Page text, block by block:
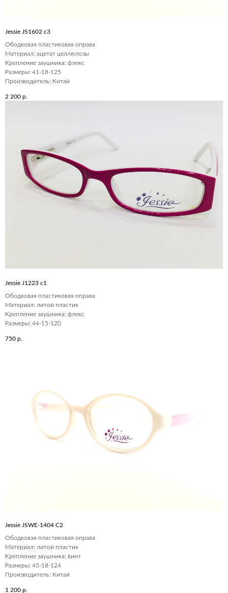
Jessie JS1602 c3
Ободковая пластиковая оправа
Материал: ацетат целлюлозы
Крепление заушника: флекс
Размеры: 41-18-125
Производитель: Китай
2 200 р.
Jessie J1223 c1
Ободковая пластиковая оправа
Материал: литой пластик
Крепление заушника: флекс
Размеры: 44-15-120
750 р.
Jessie JSWE-1404 С2
Ободковая пластиковая оправа
Материал: литой пластик
Крепление заушника: винт
Размеры: 45-18-124
Производитель: Китай
1 200 р.